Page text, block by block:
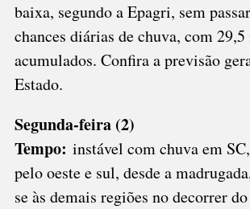
baixa, segundo a Epagri, sem
chances diárias de chuva, com
acumulados. Confira a previsão
Estado.
Segunda-feira (2)
Tempo: instável com chuva em
pelo oeste e sul, desde a
se às demais regiões no decorrer